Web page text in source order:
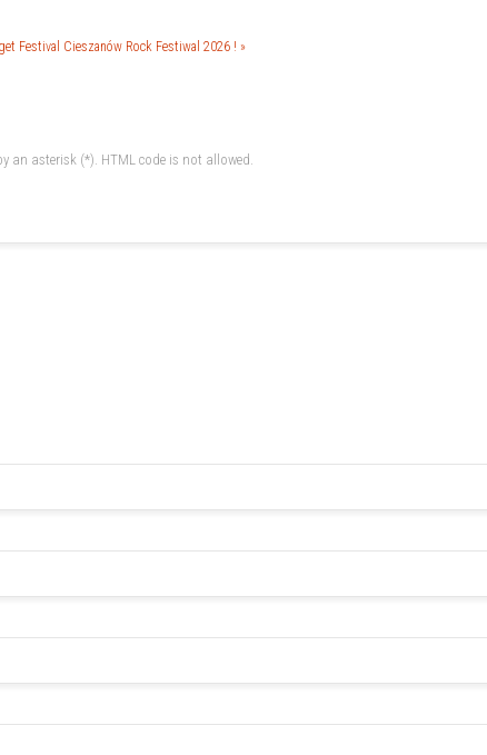
Festival Cieszanów Rock Festiwal 2026 ! »
an asterisk (*). HTML code is not allowed.